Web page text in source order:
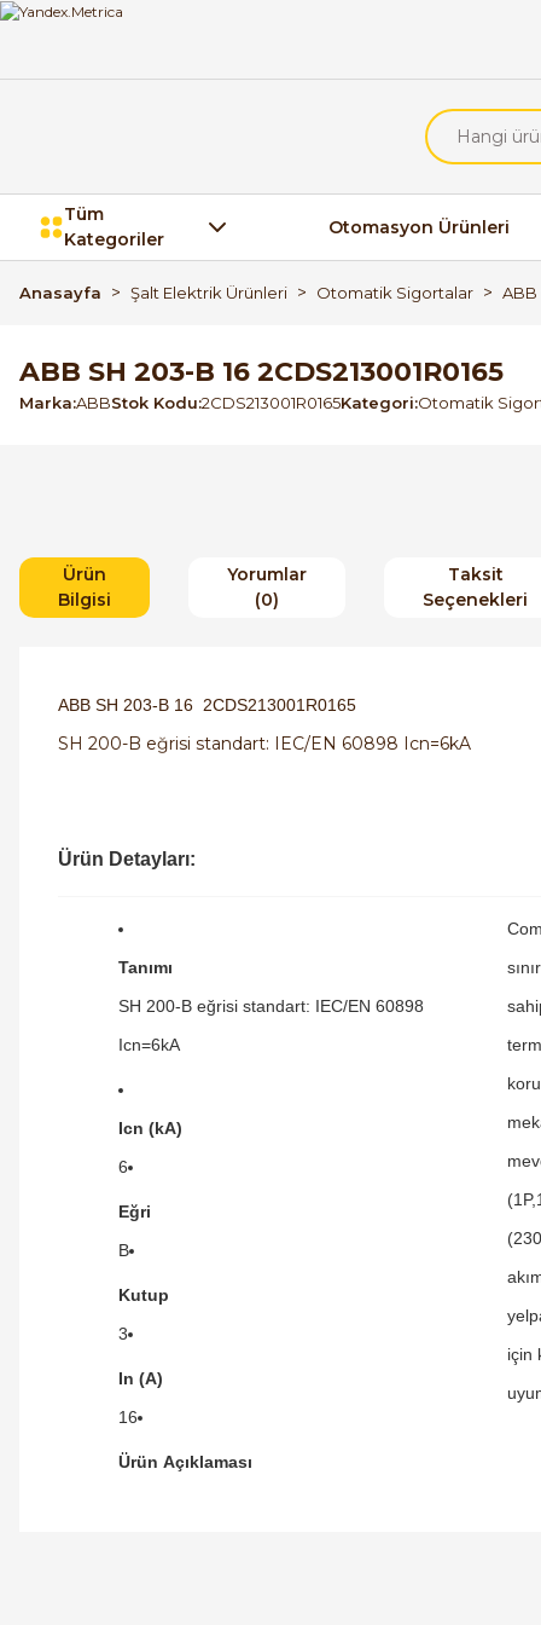
Tüm
Kategoriler
Otomasyon Ürünleri
Anasayfa Şalt Elektrik Ürünleri Otomatik Sigortalar ABB
ABB SH 203-B 16 2CDS213001R0165
Marka ABBStok Kodu 2CDS213001R0165Kategori Otomatik
Ürün
Bilgisi
Yorumlar
(0)
Taksit
Seçenekleri
ABB SH 203-B 16 2CDS213001R0165
SH 200-B eğrisi standart: IEC/EN 60898 Icn=6kA
Ürün Detayları:
Tanımı
SH 200-B eğrisi standart: IEC/EN 60898
Icn=6kA
Icn (kA)
6
Eğri
B
Kutup
3
In (A)
16
Ürün Açıklaması
için